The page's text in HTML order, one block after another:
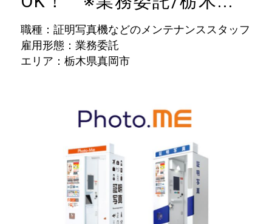
職種：証明写真機などのメンテナンススタッフ
雇用形態：業務委託
エリア：栃木県真岡市